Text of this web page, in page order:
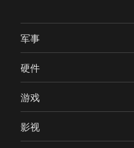
军事
硬件
游戏
影视